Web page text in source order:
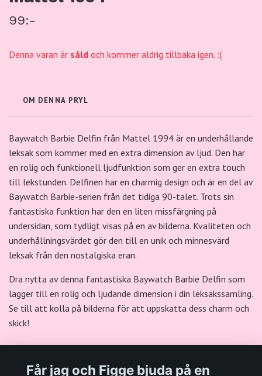
99:-
Denna varan är såld och kommer aldrig tillbaka igen. :(
OM DENNA PRYL
Baywatch Barbie Delfin från Mattel 1994 är en underhållande
leksak som kommer med en extra dimension av ljud. Den har
en rolig och funktionell ljudfunktion som ger en extra touch
till lekstunden. Delfinen har en charmig design och är en del av
Baywatch Barbie-serien från det tidiga 90-talet. Trots sin
fantastiska funktion har den en liten missfärgning på
undersidan, som tydligt visas på en av bilderna. Kvaliteten och
underhållningsvärdet gör den till en unik och minnesvärd
leksak från den nostalgiska eran.
Dra nytta av denna fantastiska Baywatch Barbie Delfin som
lägger till en rolig och ljudande dimension i din leksakssamling.
Se till att kolla på bilderna för att uppskatta dess charm och
skick!
Får jag och Figge bjuda på en